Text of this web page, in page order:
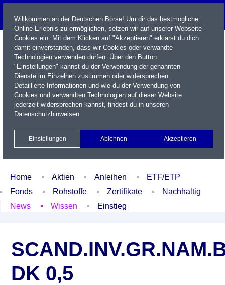
Name / WKN / ISIN / Kürzel
Xetra Realtime
Watchlist Portfolio Login
Home Aktien Anleihen
ETF/ETP
Fonds
Rohstoffe Zertifikate
Nachhaltig
News
Wissen Einstieg
DK 0,5
Willkommen an der Deutschen Börse! Um dir das bestmögliche
Online-Erlebnis zu ermöglichen, setzen wir auf unserer Webseite
Cookies ein. Mit dem Klicken auf "Akzeptieren" erklärst du dich
damit einverstanden, dass wir Cookies oder verwandte
Technologien verwenden dürfen. Über den Button
"Einstellungen" kannst du der Verwendung der genannten
Dienste im Einzelnen zustimmen oder widersprechen.
Detaillierte Informationen und wie du der Verwendung von
Cookies und verwandten Technologien auf dieser Website
jederzeit widersprechen kannst, findest du in unseren
Datenschutzhinweisen.
Einstellungen Ablehnen Akzeptieren